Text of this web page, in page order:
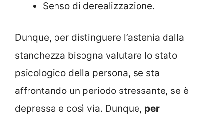
Senso di derealizzazione.
Dunque, per distinguere l’astenia dalla
stanchezza bisogna valutare lo stato
psicologico della persona, se sta
affrontando un periodo stressante, se è
depressa e così via. Dunque, per